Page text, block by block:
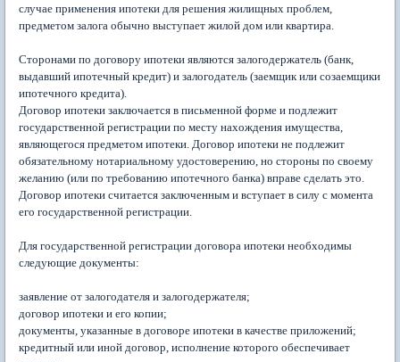
случае применения ипотеки для решения жилищных проблем,
предметом залога обычно выступает жилой дом или квартира.
Сторонами по договору ипотеки являются залогодержатель (банк,
выдавший ипотечный кредит) и залогодатель (заемщик или созаемщики
ипотечного кредита).
Договор ипотеки заключается в письменной форме и подлежит
государственной регистрации по месту нахождения имущества,
являющегося предметом ипотеки. Договор ипотеки не подлежит
обязательному нотариальному удостоверению, но стороны по своему
желанию (или по требованию ипотечного банка) вправе сделать это.
Договор ипотеки считается заключенным и вступает в силу с момента
его государственной регистрации.
Для государственной регистрации договора ипотеки необходимы
следующие документы:
заявление от залогодателя и залогодержателя;
договор ипотеки и его копии;
документы, указанные в договоре ипотеки в качестве приложений;
кредитный или иной договор, исполнение которого обеспечивает